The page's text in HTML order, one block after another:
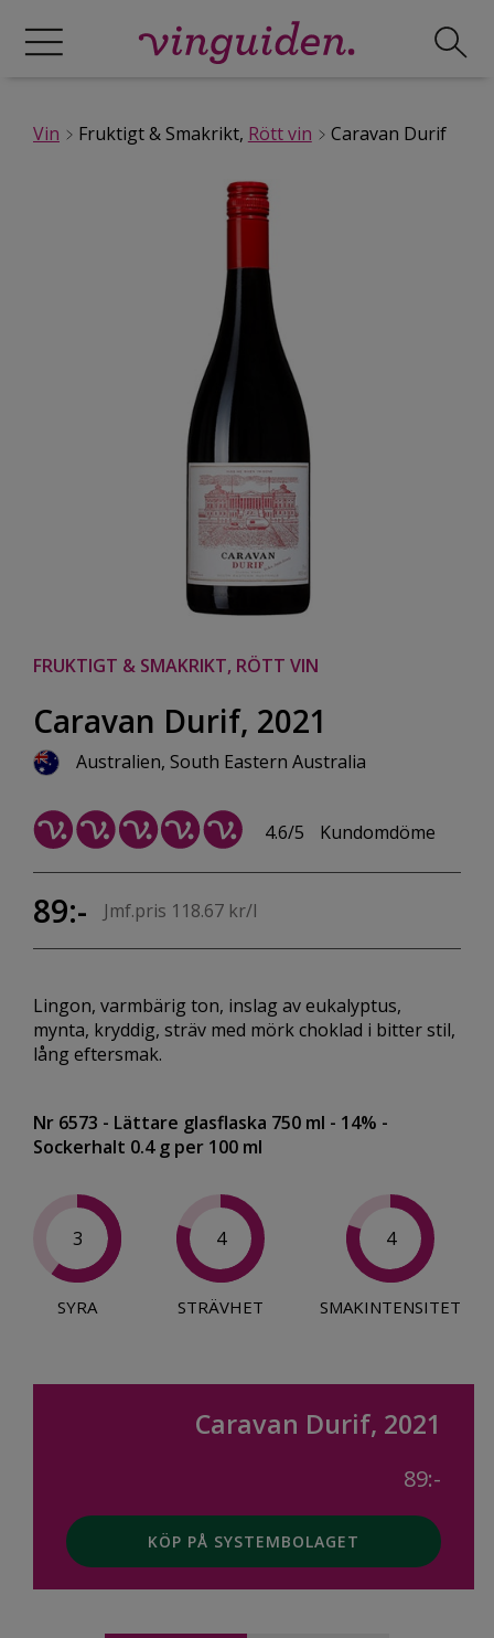
Vin Fruktigt & Smakrikt, Rött vin Caravan Durif
FRUKTIGT & SMAKRIKT, RÖTT VIN
Caravan Durif, 2021
Australien, South Eastern Australia
4.6/5 Kundomdöme
89:- Jmf.pris 118.67 kr/l
Lingon, varmbärig ton, inslag av eukalyptus,
mynta, kryddig, sträv med mörk choklad i bitter stil,
lång eftersmak.
Nr 6573 - Lättare glasflaska 750 ml - 14% -
Sockerhalt 0.4 g per 100 ml
3
SYRA
4
STRÄVHET
4
SMAKINTENSITET
Caravan Durif, 2021
89:-
KÖP PÅ SYSTEMBOLAGET